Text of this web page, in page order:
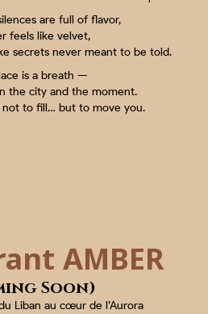
are full of flavor,
feels like velvet,
secrets never meant to be told.
is a breath —
the city and the moment.
not to fill… but to move you.
AMBER
Soon)
Liban au cœur de l’Aurora